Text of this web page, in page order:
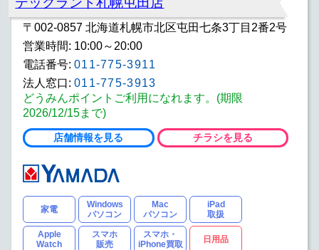
〒002-0857 北海道札幌市北区屯田七条3丁目2番2号
営業時間: 10:00～20:00
電話番号: 011-775-3911
法人窓口: 011-775-3913
どうみんポイントご利用になれます。(期限
2026/12/15まで)
店舗情報を見る チラシを見る
家電
Windows
パソコン
Mac
パソコン
iPad
取扱
Apple
Watch
スマホ
販売
スマホ・
iPhone買取
日用品